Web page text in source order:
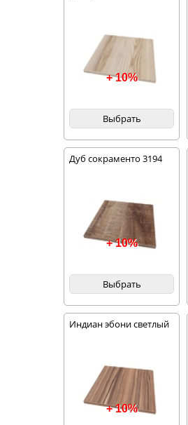
+ 10%
Выбрать
Дуб сокраменто 3194
+ 10%
Выбрать
Индиан эбони светлый
+ 10%